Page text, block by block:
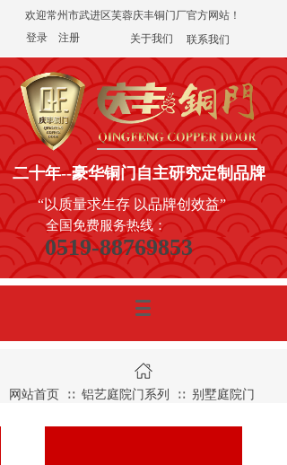
关于我们
登录 注册 联系我们
欢迎常州市武进区芙蓉庆丰铜门厂官方网站！
“以质量求生存 以品牌创效益”
0519-88769853
全国免费服务热线：
二十年--豪华铜门自主研究定制品牌
网站首页 ∷ 铝艺庭院门系列 ∷ 别墅庭院门